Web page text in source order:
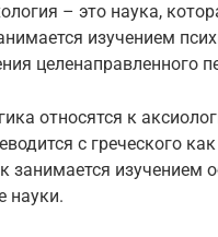
– это наука,
изучением
целенаправленного
относятся к
с греческого
занимается изучением
науки.